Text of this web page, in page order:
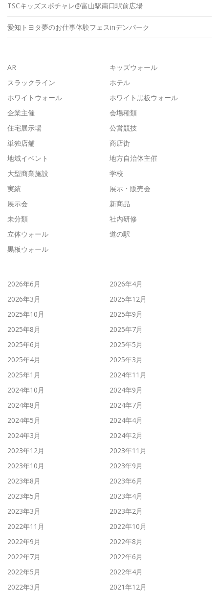
TSCキッズスポチャレ@富山駅南口駅前広場
愛知トヨタ夢のお仕事体験フェスinデンパーク
AR
キッズウォール
スラックライン
ホテル
ホワイトウォール
ホワイト黒板ウォール
企業主催
会場種類
住宅展示場
公営競技
単独店舗
商店街
地域イベント
地方自治体主催
大型商業施設
学校
実績
展示・販売会
展示会
新商品
未分類
社内研修
立体ウォール
道の駅
黒板ウォール
2026年6月
2026年4月
2026年3月
2025年12月
2025年10月
2025年9月
2025年8月
2025年7月
2025年6月
2025年5月
2025年4月
2025年3月
2025年1月
2024年11月
2024年10月
2024年9月
2024年8月
2024年7月
2024年5月
2024年4月
2024年3月
2024年2月
2023年12月
2023年11月
2023年10月
2023年9月
2023年8月
2023年6月
2023年5月
2023年4月
2023年3月
2023年2月
2022年11月
2022年10月
2022年9月
2022年8月
2022年7月
2022年6月
2022年5月
2022年4月
2022年3月
2021年12月